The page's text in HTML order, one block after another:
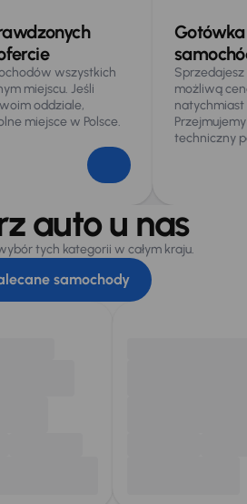
wszystkich
miejscu. Jeśli
oddziale,
miejsce w Polsce.
możliwą
techniczny
auto u nas
tych kategorii w całym kraju.
samochody